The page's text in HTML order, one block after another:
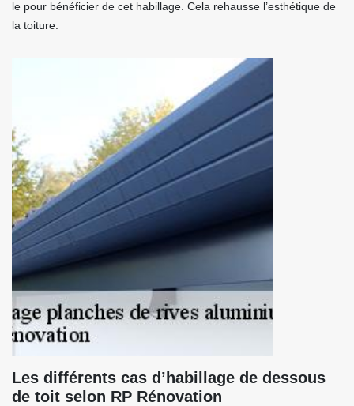
le pour bénéficier de cet habillage. Cela rehausse l’esthétique de
la toiture.
Les différents cas d’habillage de dessous
de toit selon RP Rénovation